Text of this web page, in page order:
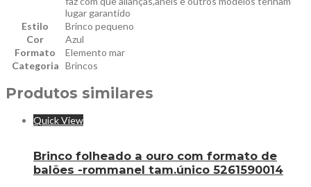
lugar garantido
Estilo
Brinco pequeno
Cor
Azul
Formato
Elemento mar
Categoria Brincos
Produtos similares
Quick View
Brinco folheado a ouro com formato de
balões -rommanel tam.único 5261590014